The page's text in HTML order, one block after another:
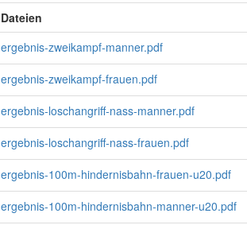
Dateien
ergebnis-zweikampf-manner.pdf
ergebnis-zweikampf-frauen.pdf
ergebnis-loschangriff-nass-manner.pdf
ergebnis-loschangriff-nass-frauen.pdf
ergebnis-100m-hindernisbahn-frauen-u20.pdf
ergebnis-100m-hindernisbahn-manner-u20.pdf